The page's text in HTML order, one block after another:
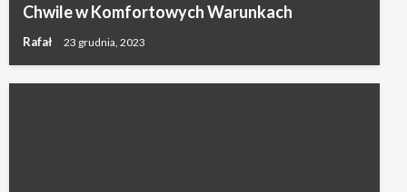
Chwile w Komfortowych Warunkach
Rafał 23 grudnia, 2023